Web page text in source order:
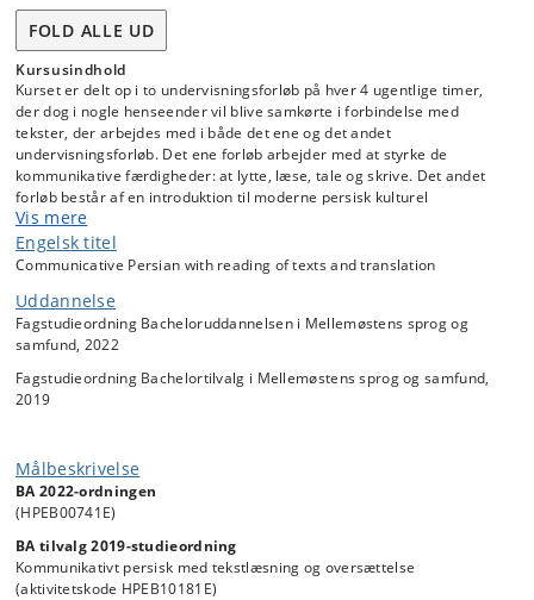
FOLD ALLE UD
Kursusindhold
Kurset er delt op i to undervisningsforløb på hver 4 ugentlige timer,
der dog i nogle henseender vil blive samkørte i forbindelse med
tekster, der arbejdes med i både det ene og det andet
undervisningsforløb. Det ene forløb arbejder med at styrke de
kommunikative færdigheder: at lytte, læse, tale og skrive. Det andet
forløb består af en introduktion til moderne persisk kulturel
produktion, hvor der specifikt trænes læsning og analyse med
udgangspunkt i forskellige genrer inden for historie, geografi,
litteratur, kultur samt film og musik. Kursets oversættelseselement
timerne og skriftlige oversættelser som hjemmeopgaver.
Kurset arbejder med såvel tilrettelagt materiale som autentiske
tekster. Undervisningen baseres på de studerende aktive deltagelse.
Arbejdsformen er holdundervisning med aktiv inddragelse af de
studerende. De kommunikative og analytiske kompetencer opøves
Vis mere
Engelsk titel
Communicative Persian with reading of texts and translation
Uddannelse
Fagstudieordning Bacheloruddannelsen i Mellemøstens sprog og
samfund, 2022
Fagstudieordning Bachelortilvalg i Mellemøstens sprog og samfund,
2019
Målbeskrivelse
BA 2022-ordningen
(HPEB00741E)
BA tilvalg 2019-studieordning
Kommunikativt persisk med tekstlæsning og oversættelse
(aktivitetskode HPEB10181E)